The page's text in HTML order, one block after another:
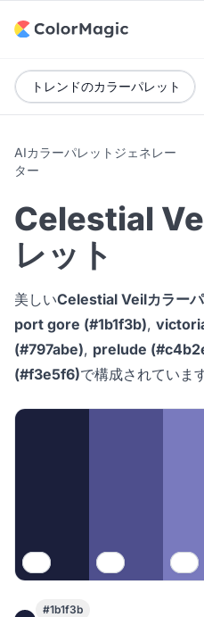
トレンドのカラーパレット
AIカラーパレットジェネレー
ター
Celestial
レット
美しいCelestial Veilカラーパ
port gore (#1b1f3b),
(#797abe), prelude
(#f3e5f6)で構成されています
#1b1f3b